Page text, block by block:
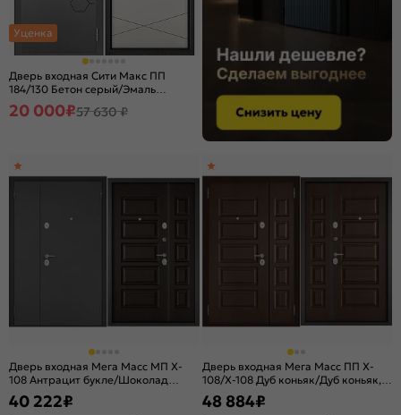
Уценка
Дверь входная Сити Макс ПП
184/130 Бетон серый/Эмаль
белоснежная, 2 замка, с ночной
задвижкой
20 000₽57 630 ₽
Дверь входная Мега Масс МП X-
108 Антрацит букле/Шоколад
ларче, 2 замка, с ночной
задвижкой
40 222₽
Дверь входная Мега Масс ПП X-
108/X-108 Дуб коньяк/Дуб коньяк, 2
замка, с ночной задвижкой
48 884₽